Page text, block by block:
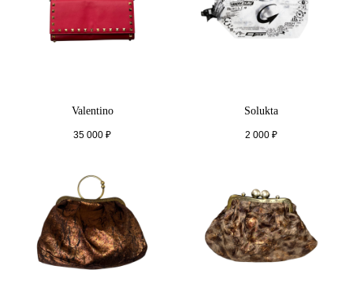
Valentino
35 000 ₽
Solukta
2 000 ₽